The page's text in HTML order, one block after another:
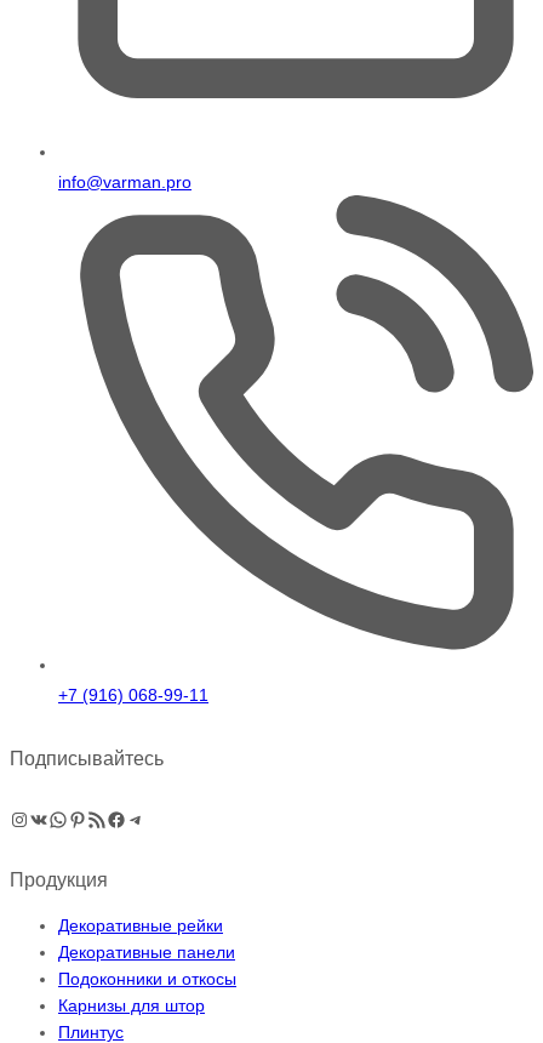
info@varman.pro
+7 (916) 068-99-11
Подписывайтесь
Instagram
ВКонтакте
WhatsApp
Pinterest
RSS-рассылка
Facebook
Telegram
Продукция
Декоративные рейки
Декоративные панели
Подоконники и откосы
Карнизы для штор
Плинтус